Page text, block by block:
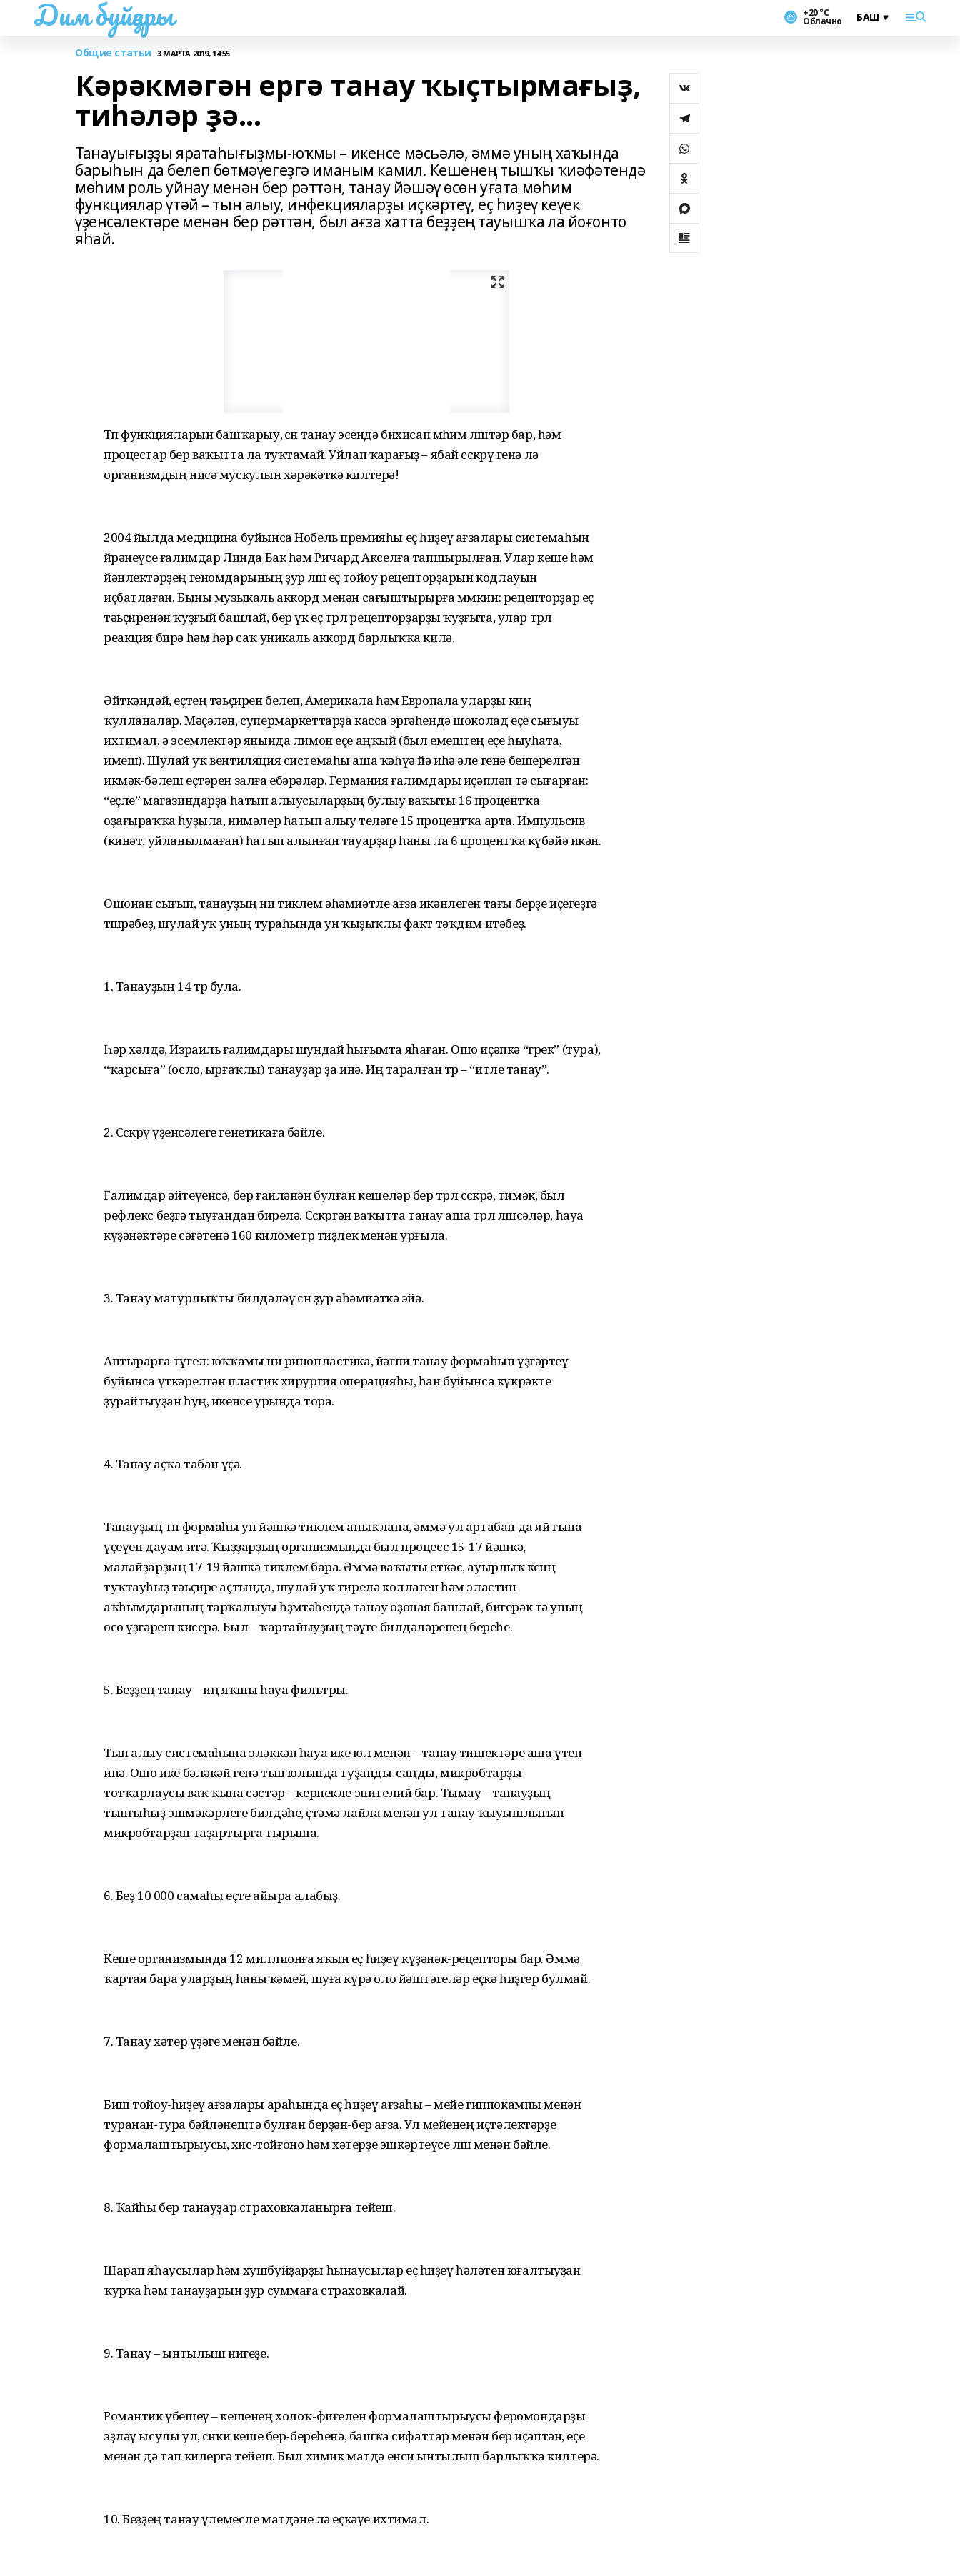
Дим буйҙары +20 °С
Облачно
Общие статьи 3 МАРТА 2019, 14:55
Кәрәкмәгән ергә танау ҡыҫтырмағыҙ,
тиһәләр ҙә...
Танауығыҙҙы яратаһығыҙмы-юҡмы – икенсе мәсьәлә, әммә уның хаҡында
барыһын да белеп бөтмәүегеҙгә иманым камил. Кешенең тышҡы ҡиәфәтендә
мөһим роль уйнау менән бер рәттән, танау йәшәү өсөн уғата мөһим
функциялар үтәй – тын алыу, инфекцияларҙы иҫкәртеү, еҫ һиҙеү кеүек
үҙенсәлектәре менән бер рәттән, был ағза хатта беҙҙең тауышҡа ла йоғонто
яһай.
Төп функцияларын башҡарыу, өсөн танау эсендә бихисап мөһим өлөштәр бар, һәм
процес­тар бер ваҡытта ла туҡтамай. Уйлап ҡарағыҙ – ябай сөскөрөү генә лә
организмдың нисә мускулын хәрәкәткә килтерә!
2004 йылда медицина буйынса Нобель премияһы еҫ һиҙеү ағзалары системаһын
өйрәнеүсе ғалимдар Линда Бак һәм Ричард Акселға тапшырылған. Улар кеше һәм
йәнлектәрҙең геномдарының ҙур өлөшө еҫ тойоу рецепторҙарын кодлауын
иҫбатлаған. Быны музыкаль аккорд менән сағыштырырға мөмкин: рецепторҙар еҫ
тәьҫиренән ҡуҙғый башлай, бер үк еҫ төрлө рецепторҙарҙы ҡуҙғыта, улар төрлө
реакция бирә һәм һәр саҡ уникаль аккорд барлыҡҡа килә.
Әйткәндәй, еҫтең тәьҫирен белеп, Америкала һәм Европала уларҙы киң
ҡулланалар. Мәҫәлән, супермаркеттарҙа касса эргәһендә шоколад еҫе сығыуы
ихтимал, ә эсемлектәр янында лимон еҫе аңҡый (был емештең еҫе һыуһата,
имеш). Шулай уҡ вентиляция системаһы аша ҡәһүә йә иһә әле генә бешерелгән
икмәк-бәлеш еҫтәрен залға ебәрәләр. Германия ғалимдары иҫәпләп тә сығарған:
“еҫле” магазиндарҙа һатып алыусыларҙың булыу ваҡыты 16 процентҡа
оҙағыраҡҡа һуҙыла, нимәлер һатып алыу теләге 15 процентҡа арта. Импульсив
(кинәт, уйланылмаған) һатып алынған тауарҙар һаны ла 6 процентҡа күбәйә икән.
Ошонан сығып, танауҙың ни тиклем әһәмиәтле ағза икәнлеген тағы берҙе иҫегеҙгә
төшөрәбеҙ, шулай уҡ уның тураһында ун ҡыҙыҡлы факт тәҡдим итәбеҙ.
1. Танауҙың 14 төрө була.
Һәр хәлдә, Израиль ғалимдары шундай һығымта яһаған. Ошо иҫәпкә “грек” (тура),
“ҡарсыға” (осло, ырғаҡлы) танауҙар ҙа инә. Иң таралған төр – “итле танау”.
2. Сөскөрөү үҙенсәлеге генетикаға бәйле.
Ғалимдар әйтеүенсә, бер ғаиләнән булған кешеләр бер төрлө сөскөрә, тимәк, был
рефлекс беҙгә тыуғандан бирелә. Сөскөргән ваҡытта танау аша төрлө өлөшсәләр, һауа
күҙәнәктәре сәғәтенә 160 километр тиҙлек менән урғыла.
3. Танау матурлыҡты билдәләү өсөн ҙур әһәмиәткә эйә.
Аптырарға түгел: юҡҡамы ни ринопластика, йәғни танау формаһын үҙгәртеү
буйынса үткәрелгән пластик хирургия операцияһы, һан буйынса күкрәкте
ҙурайтыуҙан һуң, икенсе урында тора.
4. Танау аҫҡа табан үҫә.
Танауҙың төп формаһы ун йәшкә тиклем аныҡлана, әммә ул артабан да яй ғына
үҫеүен дауам итә. Ҡыҙҙарҙың организмында был процесс 15-17 йәшкә,
малайҙарҙың 17-19 йәшкә тиклем бара. Әммә ваҡыты еткәс, ауырлыҡ көсөнөң
туҡтауһыҙ тәьҫире аҫтында, шулай уҡ тирелә коллаген һәм эластин
аҡһымдарының тарҡалыуы һөҙөмтәһендә танау оҙоная башлай, бигерәк тә уның
осо үҙгәреш кисерә. Был – ҡартайыуҙың тәүге билдәләренең береһе.
5. Беҙҙең танау – иң яҡшы һауа фильтры.
Тын алыу системаһына эләккән һауа ике юл менән – танау тишектәре аша үтеп
инә. Ошо ике бәләкәй генә тын юлында туҙанды-саңды, микробтарҙы
тотҡарлаусы ваҡ ҡына сәстәр – керпекле эпителий бар. Тымау – танауҙың
тынғыһыҙ эшмәкәрлеге билдәһе, өҫтәмә лайла менән ул танау ҡыуышлығын
микробтарҙан таҙартырға тырыша.
6. Беҙ 10 000 самаһы еҫте айыра алабыҙ.
Кеше организмында 12 миллионға яҡын еҫ һиҙеү күҙәнәк-рецепторы бар. Әммә
ҡартая бара уларҙың һаны кәмей, шуға күрә оло йәштәгеләр еҫкә һиҙгер булмай.
7. Танау хәтер үҙәге менән бәйле.
Биш тойоу-һиҙеү ағзалары араһында еҫ һиҙеү ағзаһы – мейе гиппокампы менән
туранан-тура бәйләнештә булған берҙән-бер ағза. Ул мейенең иҫтәлектәрҙе
формалаштырыусы, хис-тойғоно һәм хәтерҙе эшкәртеүсе өлөшө менән бәйле.
8. Ҡайһы бер танауҙар страховкаланырға тейеш.
Шарап яһаусылар һәм хушбуйҙарҙы һынаусылар еҫ һиҙеү һәләтен юғалтыуҙан
ҡурҡа һәм танауҙарын ҙур суммаға страховкалай.
9. Танау – ынтылыш нигеҙе.
Романтик үбешеү – кешенең холоҡ-фиғелен формалаштырыусы феромондарҙы
эҙләү ысулы ул, сөнки кеше бер-береһенә, башҡа сифаттар менән бер иҫәптән, еҫе
менән дә тап килергә тейеш. Был химик матдә енси ынтылыш барлыҡҡа килтерә.
10. Беҙҙең танау үлемесле матдәне лә еҫкәүе ихтимал.